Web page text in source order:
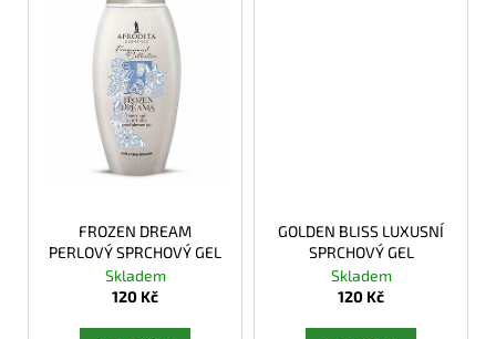
FROZEN DREAM
PERLOVÝ SPRCHOVÝ GEL
Skladem
120 Kč
GOLDEN BLISS LUXUSNÍ
SPRCHOVÝ GEL
Skladem
120 Kč